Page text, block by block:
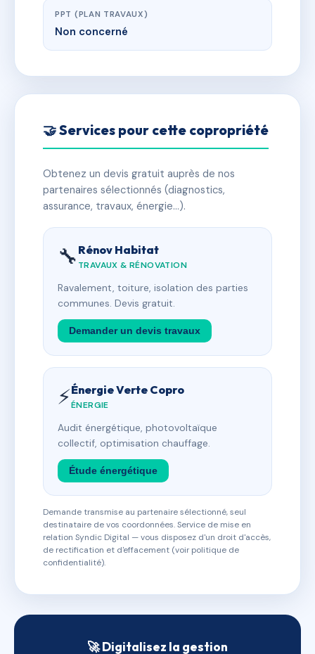
PPT (PLAN TRAVAUX)
Non concerné
🤝 Services pour cette copropriété
Obtenez un devis gratuit auprès de nos
partenaires sélectionnés (diagnostics,
assurance, travaux, énergie…).
🔧 Rénov Habitat
TRAVAUX & RÉNOVATION
Ravalement, toiture, isolation des parties
communes. Devis gratuit.
Demander un devis travaux
⚡Énergie Verte Copro
ÉNERGIE
Audit énergétique, photovoltaïque
collectif, optimisation chauffage.
Étude énergétique
Demande transmise au partenaire sélectionné, seul
destinataire de vos coordonnées. Service de mise en
relation Syndic Digital — vous disposez d'un droit d'accès,
de rectification et d'effacement (voir politique de
confidentialité).
🚀 Digitalisez la gestion